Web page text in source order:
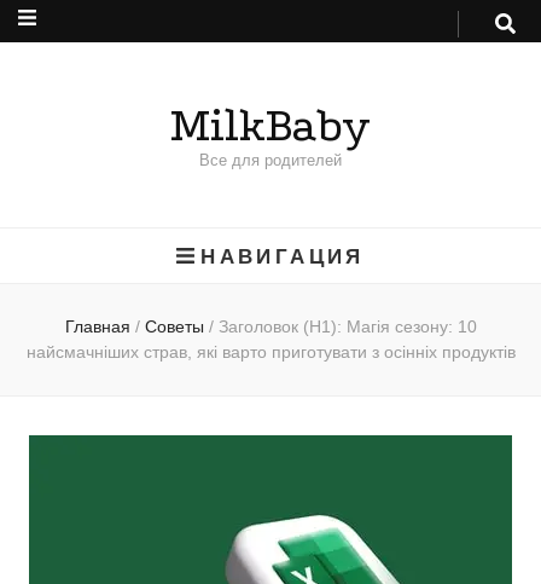
MilkBaby
Все для родителей
НАВИГАЦИЯ
Главная / Советы / Заголовок (H1): Магія сезону: 10
найсмачніших страв, які варто приготувати з осінніх продуктів